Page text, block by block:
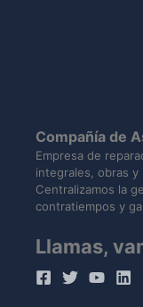
Compañía de
Empresa de
integrales, obras y
Centralizamos la
contratiempos y
Llamas,